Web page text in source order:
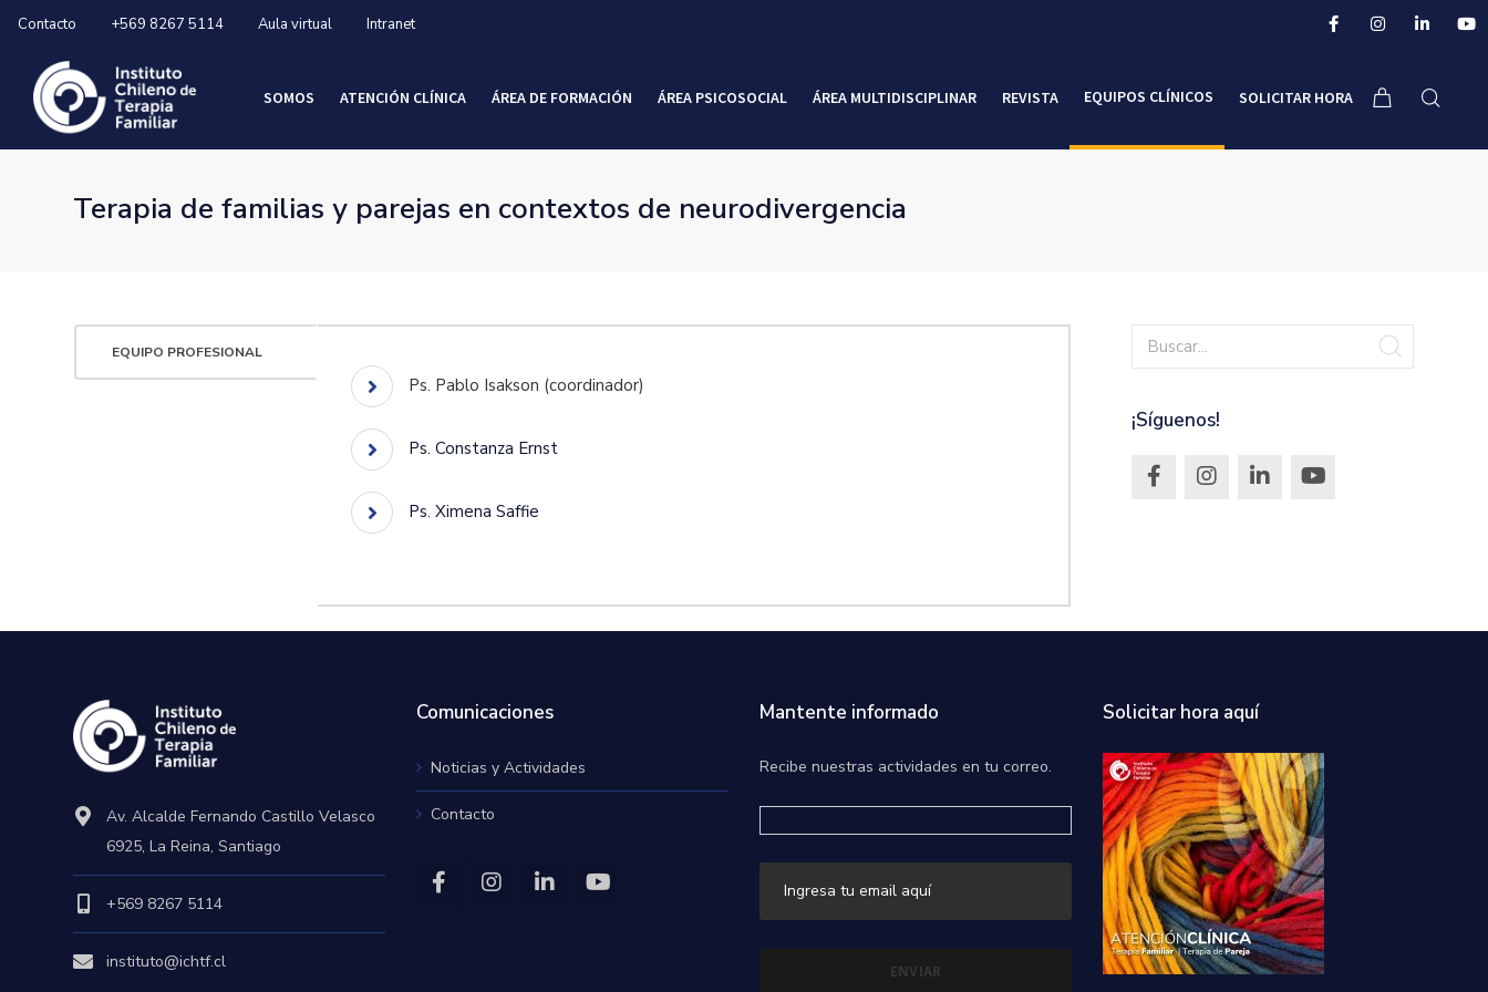
Contacto +569 8267 5114 Aula virtual Intranet
SOMOS ATENCIÓN CLÍNICA ÁREA DE FORMACIÓN ÁREA PSICOSOCIAL ÁREA MULTIDISCIPLINAR REVISTA EQUIPOS CLÍNICOS SOLICITAR HORA
Terapia de familias y parejas en contextos de neurodivergencia
EQUIPO PROFESIONAL
Ps. Pablo Isakson (coordinador)
Ps. Constanza Ernst
Ps. Ximena Saffie
¡Síguenos!
Av. Alcalde Fernando Castillo Velasco
6925, La Reina, Santiago
+569 8267 5114
instituto@ichtf.cl
Comunicaciones
Noticias y Actividades
Contacto
Mantente informado
Recibe nuestras actividades en tu correo.
Solicitar hora aquí